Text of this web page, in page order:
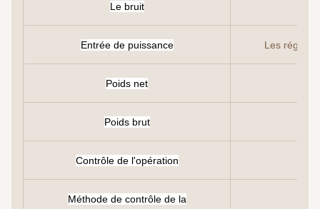
Le bruit
Entrée de puissance Les
Poids net
Poids brut
Contrôle de l'opération
Méthode de contrôle de la